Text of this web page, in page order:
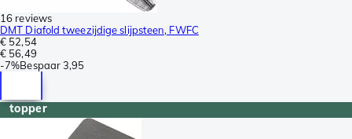
16 reviews
DMT Diafold tweezijdige slijpsteen, FWFC
€ 52,54
€ 56,49
-7%Bespaar3,95
topper